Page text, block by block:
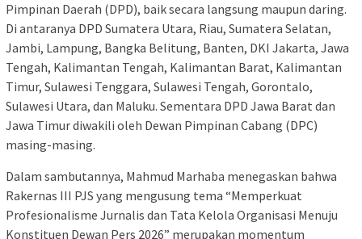
Pimpinan Daerah (DPD), baik secara langsung maupun daring.
Di antaranya DPD Sumatera Utara, Riau, Sumatera Selatan,
Jambi, Lampung, Bangka Belitung, Banten, DKI Jakarta, Jawa
Tengah, Kalimantan Tengah, Kalimantan Barat, Kalimantan
Timur, Sulawesi Tenggara, Sulawesi Tengah, Gorontalo,
Sulawesi Utara, dan Maluku. Sementara DPD Jawa Barat dan
Jawa Timur diwakili oleh Dewan Pimpinan Cabang (DPC)
masing-masing.
Dalam sambutannya, Mahmud Marhaba menegaskan bahwa
Rakernas III PJS yang mengusung tema “Memperkuat
Profesionalisme Jurnalis dan Tata Kelola Organisasi Menuju
Konstituen Dewan Pers 2026” merupakan momentum